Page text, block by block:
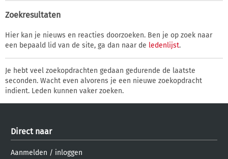
Zoekresultaten
Hier kan je nieuws en reacties doorzoeken. Ben je op zoek naar
een bepaald lid van de site, ga dan naar de ledenlijst.
Je hebt veel zoekopdrachten gedaan gedurende de laatste
seconden. Wacht even alvorens je een nieuwe zoekopdracht
indient. Leden kunnen vaker zoeken.
Direct naar
Aanmelden / inloggen